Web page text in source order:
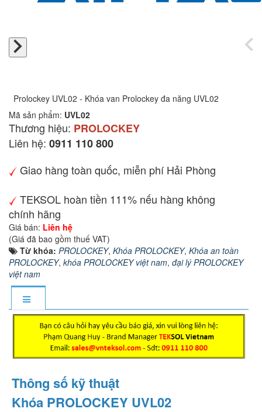
Prolockey UVL02 - Khóa van Prolockey đa năng UVL02
Mã sản phẩm: UVL02
Thương hiệu: PROLOCKEY
Liên hệ: 0911 110 800
Giao hàng toàn quốc, miễn phí Hải Phòng
TEKSOL hoàn tiền 111% nếu hàng không
chính hãng
Giá bán: Liên hệ
(Giá đã bao gồm thuế VAT)
Từ khóa: PROLOCKEY, Khóa PROLOCKEY, Khóa an toàn
PROLOCKEY, khóa PROLOCKEY việt nam, đại lý PROLOCKEY
việt nam
Thông số kỹ thuật
Khóa PROLOCKEY UVL02